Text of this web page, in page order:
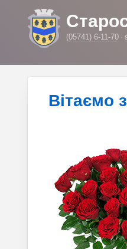
(05741) 6-11-70
Вітаємо